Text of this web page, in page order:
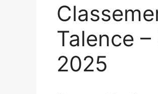
Talence
2025